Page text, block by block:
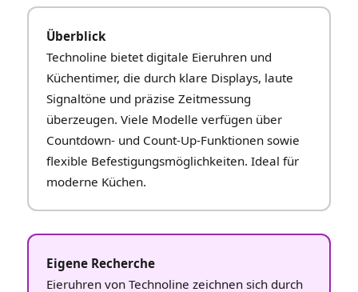
Überblick
Technoline bietet digitale Eieruhren und
Küchentimer, die durch klare Displays, laute
Signaltöne und präzise Zeitmessung
überzeugen. Viele Modelle verfügen über
Countdown‑ und Count‑Up‑Funktionen sowie
flexible Befestigungsmöglichkeiten. Ideal für
moderne Küchen.
Eigene Recherche
Eieruhren von Technoline zeichnen sich durch